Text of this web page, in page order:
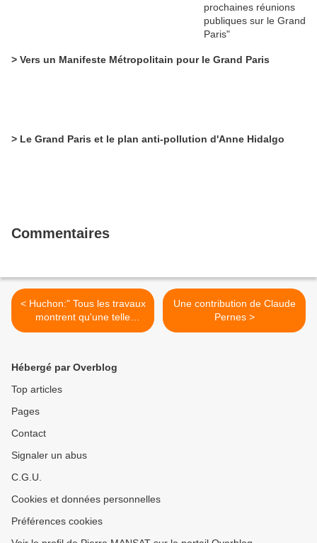
> Vers un Manifeste Métropolitain pour le Grand Paris
> Le Grand Paris et le plan anti-pollution d'Anne Hidalgo
Commentaires
< Huchon:" Tous les travaux
montrent qu'une telle
struture ( Grand Paris) n'est
Une contribution de Claude
Pernes >
Hébergé par Overblog
Top articles
Pages
Contact
Signaler un abus
C.G.U.
Cookies et données personnelles
Préférences cookies